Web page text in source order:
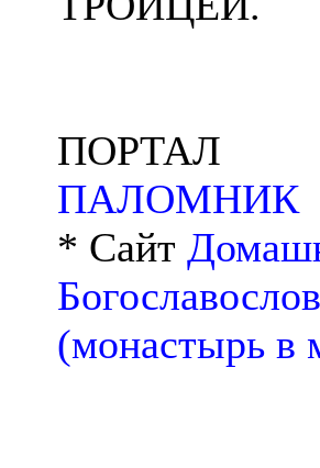
ПОРТАЛ
ПАЛОМНИК
* Сайт
(монастырь в